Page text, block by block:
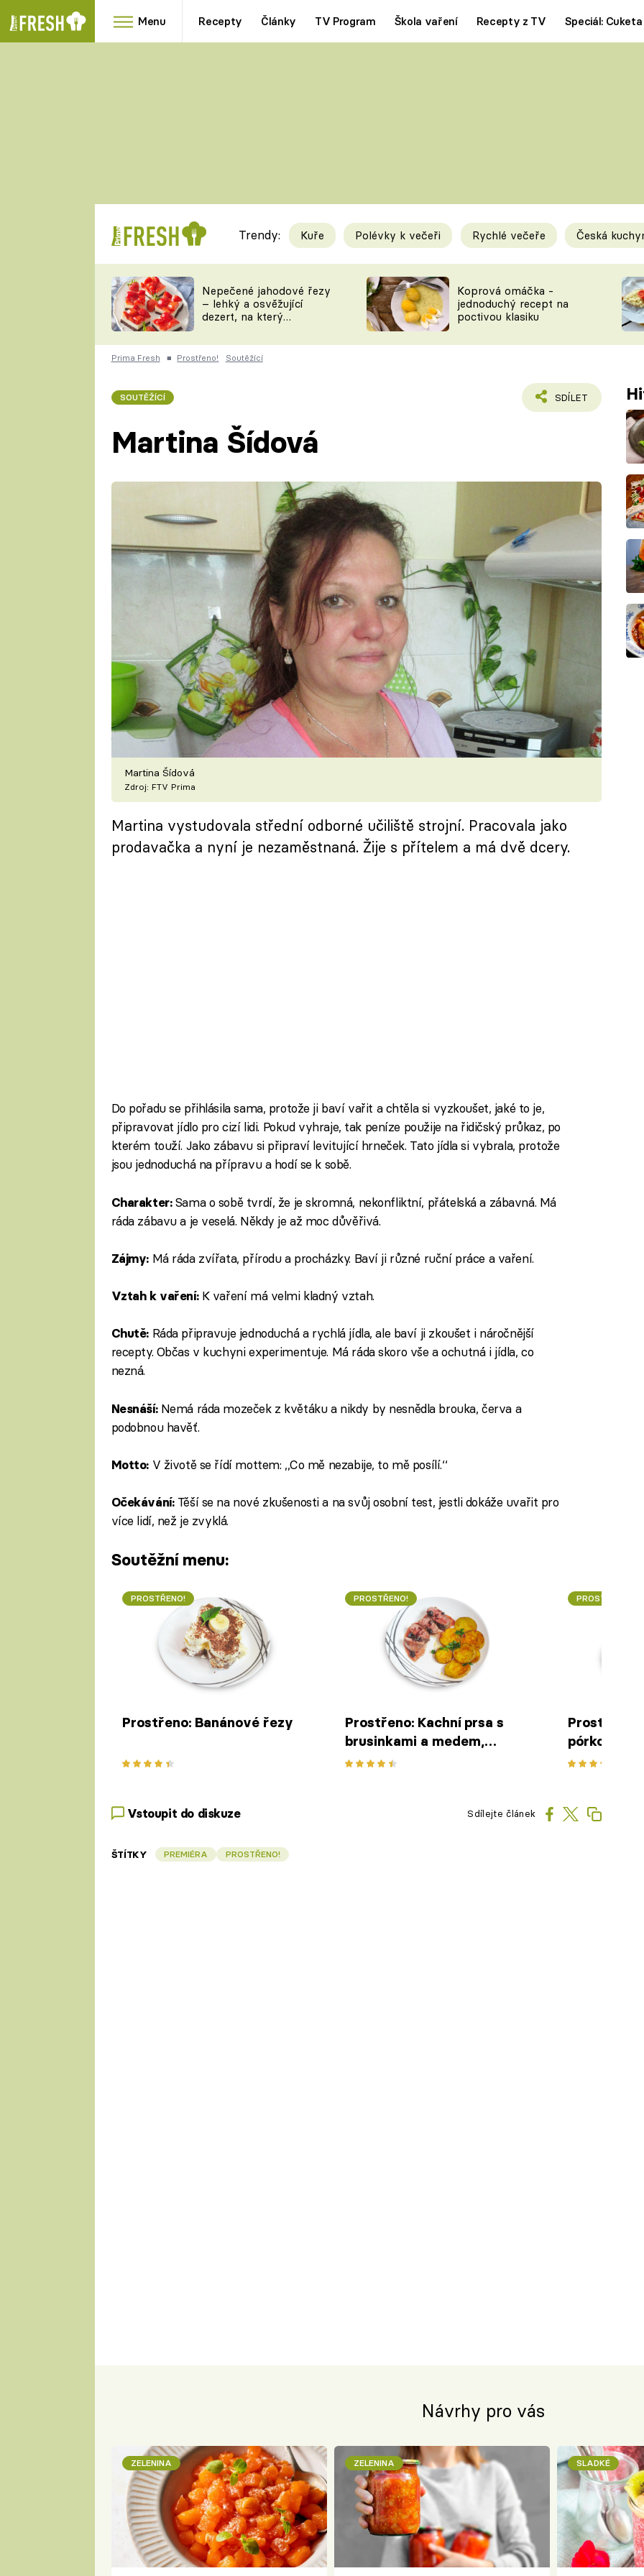
Menu Recepty Články TV Program Škola vaření Recepty z TV Speciál: Cuketa
RYCHLOVKY
Videorecepty
TEĎ VAŘÍ ŠÉF!
ČESKO NA TALÍŘI
Tipy a triky
KAM ZA JÍDLEM
VYCHYTÁVKY
ČASOPIS
Trendy: Kuře Polévky k večeři Rychlé večeře Česká
Nepečené jahodové řezy
– lehký a osvěžující
dezert, na který
Koprová omáčka -
jednoduchý recept na
poctivou klasiku
Prima Fresh ■ Prostřeno! Soutěžící
SOUTĚŽÍCÍ SDÍLET
Martina Šídová
Martina Šídová
Zdroj: FTV Prima
Martina vystudovala střední odborné učiliště strojní. Pracovala jako
prodavačka a nyní je nezaměstnaná. Žije s přítelem a má dvě dcery.
Do pořadu se přihlásila sama, protože ji baví vařit a chtěla si vyzkoušet, jaké to je,
připravovat jídlo pro cizí lidi. Pokud vyhraje, tak peníze použije na řidičský průkaz, po
kterém touží. Jako zábavu si připraví levitující hrneček. Tato jídla si vybrala, protože
jsou jednoduchá na přípravu a hodí se k sobě.
Charakter:Sama o sobě tvrdí, že je skromná, nekonfliktní, přátelská a zábavná. Má
ráda zábavu a je veselá. Někdy je až moc důvěřivá.
Zájmy:Má ráda zvířata, přírodu a procházky. Baví ji různé ruční práce a vaření.
Vztah k vaření: K vaření má velmi kladný vztah.
Chutě: Ráda připravuje jednoduchá a rychlá jídla, ale baví ji zkoušet i náročnější
recepty. Občas v kuchyni experimentuje. Má ráda skoro vše a ochutná i jídla, co
nezná.
Nesnáší: Nemá ráda mozeček z květáku a nikdy by nesnědla brouka, červa a
podobnou havěť.
Motto: V životě se řídí mottem: ,,Co mě nezabije, to mě posílí.‘‘
Očekávání: Těší se na nové zkušenosti a na svůj osobní test, jestli dokáže uvařit pro
více lidí, než je zvyklá.
Soutěžní menu:
PROSTŘENO!
Prostřeno: Banánové řezy
PROSTŘENO!
Prostřeno: Kachní prsa s
brusinkami a medem,
restované brambory
PROSTŘENO!
Prostřeno:
pórková
Vstoupit do diskuze Sdílejte článek
ŠTÍTKY PREMIÉRA PROSTŘENO!
Návrhy pro vás
ZELENINA ZELENINA SLADKÉ